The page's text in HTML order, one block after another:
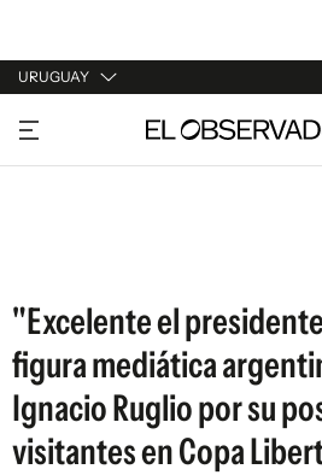
URUGUAY
URUGUAY
ARGENTINA
"Excelente el
figura mediática
Ignacio Ruglio por su
visitantes en Copa